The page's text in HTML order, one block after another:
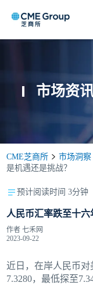
市场资
CME芝商所 市场洞察
是机遇还是挑战？
预计阅读时间 3分钟
人民币汇率跌至十六
作者七禾网
2023-09-22
近日，在岸人民币对
7.3280，最低探至